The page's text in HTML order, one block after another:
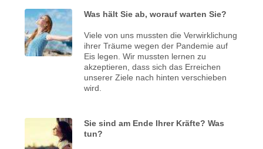
Was hält Sie ab, worauf warten Sie?
Viele von uns mussten die Verwirklichung
ihrer Träume wegen der Pandemie auf
Eis legen. Wir mussten lernen zu
akzeptieren, dass sich das Erreichen
unserer Ziele nach hinten verschieben
wird.
Sie sind am Ende Ihrer Kräfte? Was
tun?